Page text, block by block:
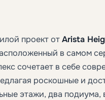
проект отArista
в самом
сочетает в себе
роскошные и
этажи, два